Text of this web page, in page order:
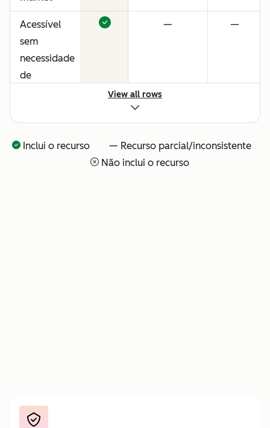
Acessível
sem
necessidade
de
configuração
técnica
— —
—
View all rows
Inclui o recurso — Recurso parcial/inconsistente
Não inclui o recurso